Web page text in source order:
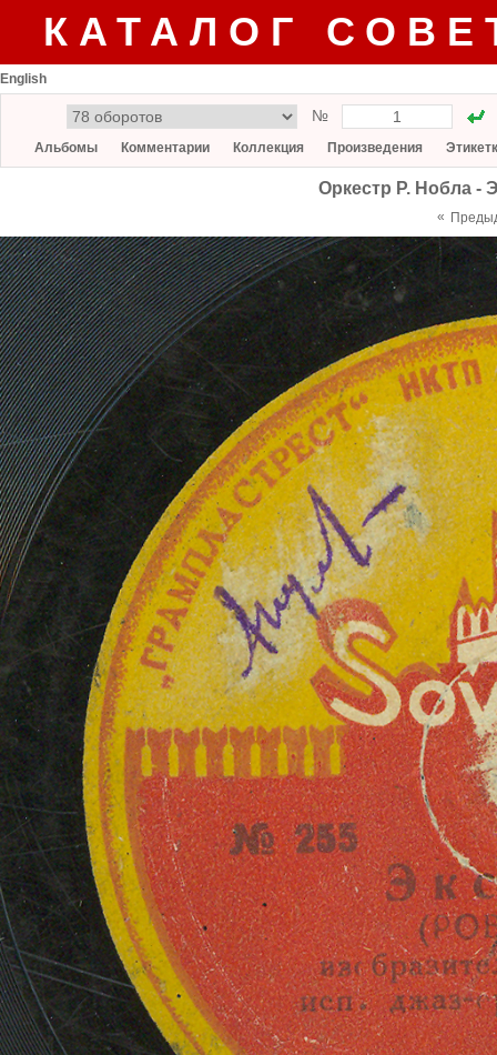
КАТАЛОГ
English
№
Альбомы Комментарии Коллекция Произведения
Оркестр Р. Нобла -
«